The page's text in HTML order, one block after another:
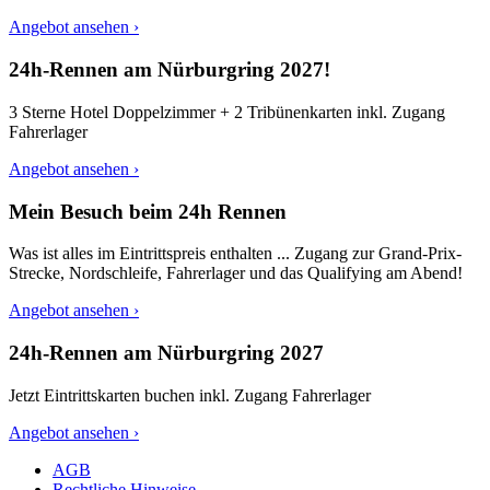
Angebot ansehen ›
24h-Rennen am Nürburgring 2027!
3 Sterne Hotel Doppelzimmer + 2 Tribünenkarten inkl. Zugang
Fahrerlager
Angebot ansehen ›
Mein Besuch beim 24h Rennen
Was ist alles im Eintrittspreis enthalten ... Zugang zur Grand-Prix-
Strecke, Nordschleife, Fahrerlager und das Qualifying am Abend!
Angebot ansehen ›
24h-Rennen am Nürburgring 2027
Jetzt Eintrittskarten buchen inkl. Zugang Fahrerlager
Angebot ansehen ›
AGB